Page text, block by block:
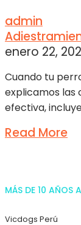
admin
enero 22,
Cuando tu
explicamos las
efectiva,
Read More
MÁS DE 10 AÑOS
Vicdogs Perú